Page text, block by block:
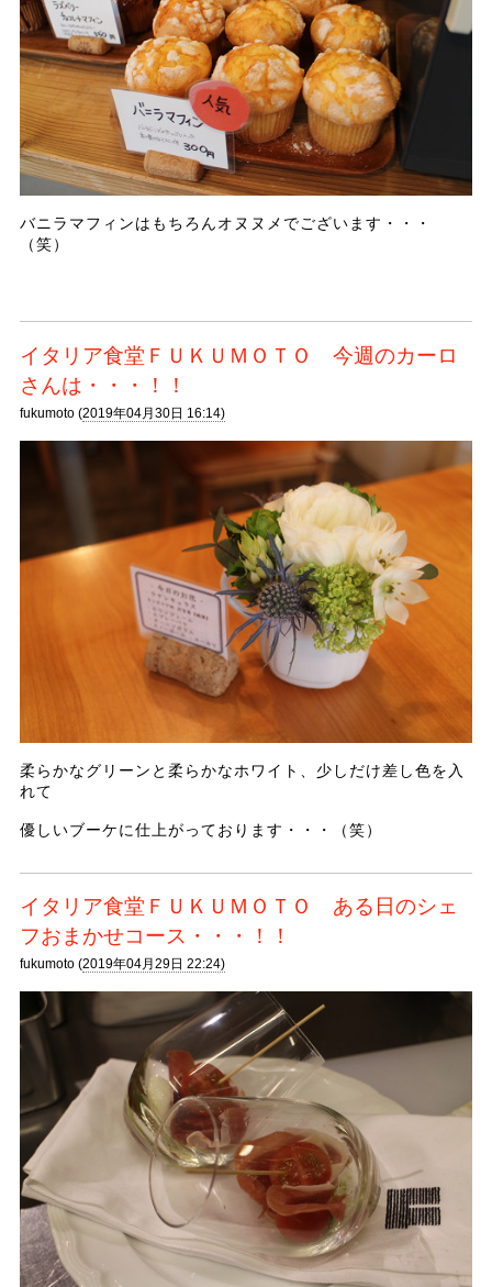
バニラマフィンはもちろんオヌヌメでございます・・・
（笑）
イタリア食堂ＦＵＫＵＭＯＴＯ 今週のカーロ
さんは・・・！！
fukumoto (2019年04月30日 16:14)
柔らかなグリーンと柔らかなホワイト、少しだけ差し色を入
れて
優しいブーケに仕上がっております・・・（笑）
イタリア食堂ＦＵＫＵＭＯＴＯ ある日のシェ
フおまかせコース・・・！！
fukumoto (2019年04月29日 22:24)